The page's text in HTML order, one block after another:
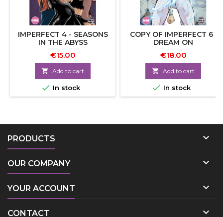
IMPERFECT 4 - SEASONS
IN THE ABYSS
€15.00
 Add to cart
 In stock
COPY OF IMPERFECT 6 :
DREAM ON
€18.00
 Add to cart
 In stock
PRODUCTS 
OUR COMPANY 
YOUR ACCOUNT 
CONTACT 